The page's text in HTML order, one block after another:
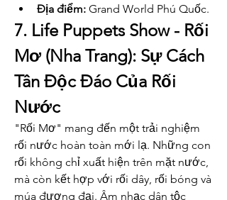
Địa điểm: Grand World Phú Quốc.
7. Life Puppets Show - Rối
Mơ (Nha Trang): Sự Cách
Tân Độc Đáo Của Rối
Nước
"Rối Mơ" mang đến một trải nghiệm
rối nước hoàn toàn mới lạ. Những con
rối không chỉ xuất hiện trên mặt nước,
mà còn kết hợp với rối dây, rối bóng và
múa đương đại. Âm nhạc dân tộc